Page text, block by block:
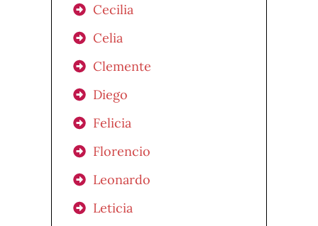
Cecilia
Celia
Clemente
Diego
Felicia
Florencio
Leonardo
Leticia